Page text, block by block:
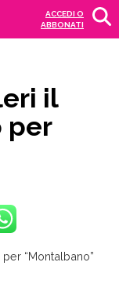
ACCEDI O
ABBONATI
il
per